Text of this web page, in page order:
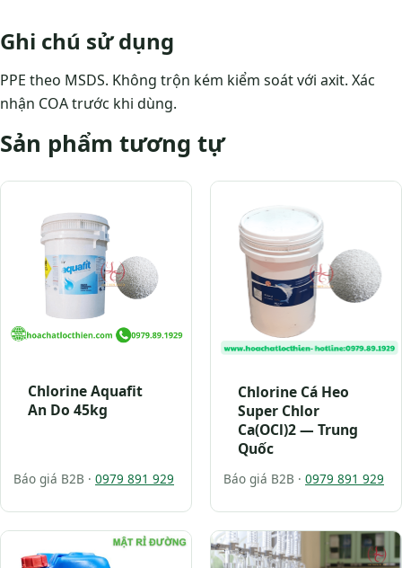
Ghi chú sử dụng
PPE theo MSDS. Không trộn kém kiểm soát với axit. Xác
nhận COA trước khi dùng.
Sản phẩm tương tự
Chlorine Aquafit
An Do 45kg
Báo giá B2B · 0979 891 929
Chlorine Cá Heo
Super Chlor
Ca(OCl)2 — Trung
Quốc
Báo giá B2B · 0979 891 929